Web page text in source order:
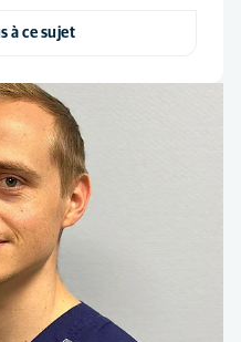
à ce sujet